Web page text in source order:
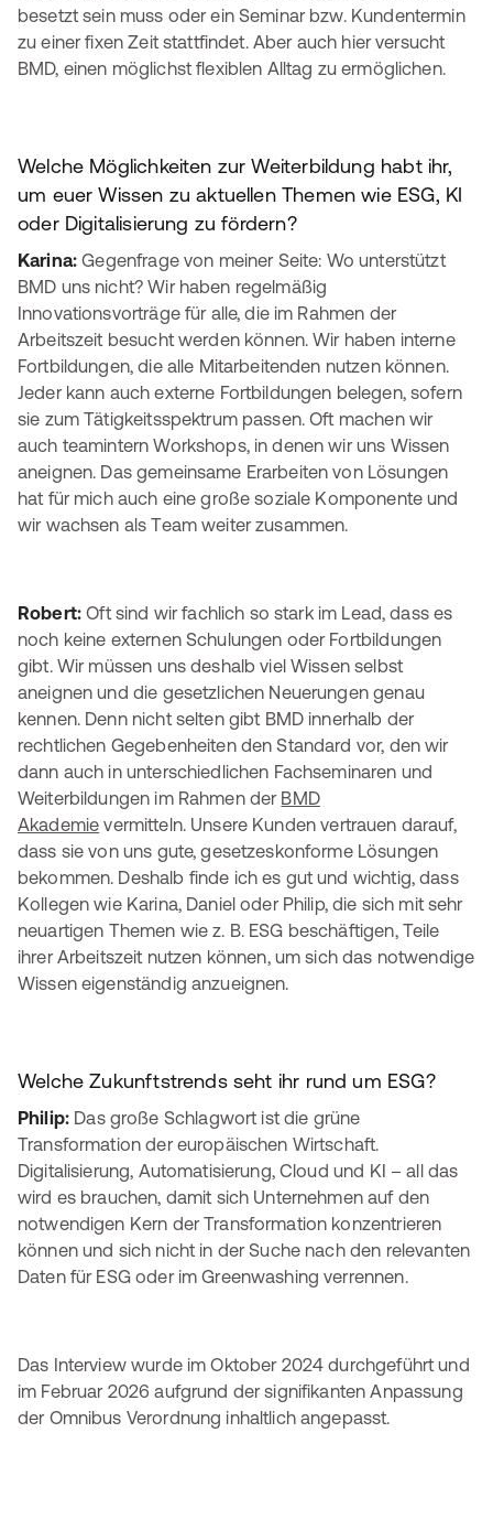
besetzt sein muss oder ein Seminar bzw. Kundentermin
zu einer fixen Zeit stattfindet. Aber auch hier versucht
BMD, einen möglichst flexiblen Alltag zu ermöglichen.
Welche Möglichkeiten zur Weiterbildung habt ihr,
um euer Wissen zu aktuellen Themen wie ESG, KI
oder Digitalisierung zu fördern?
Karina:Gegenfrage von meiner Seite: Wo unterstützt
BMD uns nicht? Wir haben regelmäßig
Innovationsvorträge für alle, die im Rahmen der
Arbeitszeit besucht werden können. Wir haben interne
Fortbildungen, die alle Mitarbeitenden nutzen können.
Jeder kann auch externe Fortbildungen belegen, sofern
sie zum Tätigkeitsspektrum passen. Oft machen wir
auch teamintern Workshops, in denen wir uns Wissen
aneignen. Das gemeinsame Erarbeiten von Lösungen
hat für mich auch eine große soziale Komponente und
wir wachsen als Team weiter zusammen.
Robert: Oft sind wir fachlich so stark im Lead, dass es
noch keine externen Schulungen oder Fortbildungen
gibt. Wir müssen uns deshalb viel Wissen selbst
aneignen und die gesetzlichen Neuerungen genau
kennen. Denn nicht selten gibt BMD innerhalb der
rechtlichen Gegebenheiten den Standard vor, den wir
dann auch in unterschiedlichen Fachseminaren und
Weiterbildungen im Rahmen der BMD
Akademie vermitteln. Unsere Kunden vertrauen darauf,
dass sie von uns gute, gesetzeskonforme Lösungen
bekommen. Deshalb finde ich es gut und wichtig, dass
Kollegen wie Karina, Daniel oder Philip, die sich mit sehr
neuartigen Themen wie z. B. ESG beschäftigen, Teile
ihrer Arbeitszeit nutzen können, um sich das notwendige
Wissen eigenständig anzueignen.
Welche Zukunftstrends seht ihr rund um ESG?
Philip: Das große Schlagwort ist die grüne
Transformation der europäischen Wirtschaft.
Digitalisierung, Automatisierung, Cloud und KI – all das
wird es brauchen, damit sich Unternehmen auf den
notwendigen Kern der Transformation konzentrieren
können und sich nicht in der Suche nach den relevanten
Daten für ESG oder im Greenwashing verrennen.
Das Interview wurde im Oktober 2024 durchgeführt und
im Februar 2026 aufgrund der signifikanten Anpassung
der Omnibus Verordnung inhaltlich angepasst.